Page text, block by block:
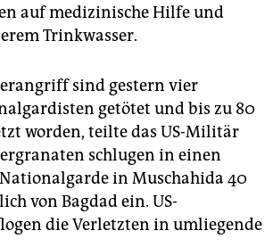
auf medizinische Hilfe und
Trinkwasser.
sind gestern vier
getötet und bis zu 80
worden, teilte das US-Militär
schlugen in einen
in Muschahida 40
von Bagdad ein. US-
die Verletzten in umliegende